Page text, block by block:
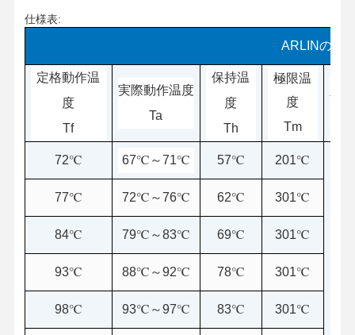
仕様表:
ARLINの特
定格動作温
度
Tf
実際動作温度
Ta
保持温
度
Th
極限温
度
Tm
72℃ 67℃～71℃ 57℃ 201℃
77℃ 72℃～76℃ 62℃ 301℃
84℃ 79℃～83℃ 69℃ 301℃
93℃ 88℃～92℃ 78℃ 301℃
98℃ 93℃～97℃ 83℃ 301℃